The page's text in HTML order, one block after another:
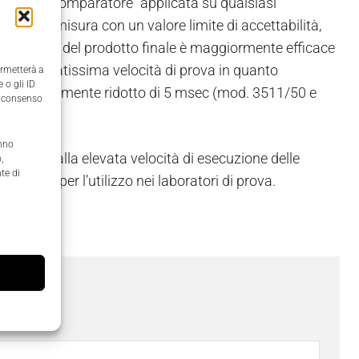
a
o gli ID
di
di misura con un valore limite di accettabilità,
del prodotto finale è maggiormente efficace
elevatissima velocità di prova in quanto
decisamente ridotto di 5 msec (mod. 3511/50 e
alla elevata velocità di esecuzione delle
indicati per l’utilizzo nei laboratori di prova.